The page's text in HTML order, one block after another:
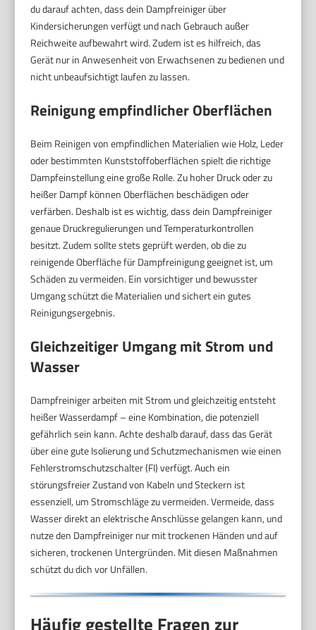
du darauf achten, dass dein Dampfreiniger über
Kindersicherungen verfügt und nach Gebrauch außer
Reichweite aufbewahrt wird. Zudem ist es hilfreich, das
Gerät nur in Anwesenheit von Erwachsenen zu bedienen und
nicht unbeaufsichtigt laufen zu lassen.
Reinigung empfindlicher Oberflächen
Beim Reinigen von empfindlichen Materialien wie Holz, Leder
oder bestimmten Kunststoffoberflächen spielt die richtige
Dampfeinstellung eine große Rolle. Zu hoher Druck oder zu
heißer Dampf können Oberflächen beschädigen oder
verfärben. Deshalb ist es wichtig, dass dein Dampfreiniger
genaue Druckregulierungen und Temperaturkontrollen
besitzt. Zudem sollte stets geprüft werden, ob die zu
reinigende Oberfläche für Dampfreinigung geeignet ist, um
Schäden zu vermeiden. Ein vorsichtiger und bewusster
Umgang schützt die Materialien und sichert ein gutes
Reinigungsergebnis.
Gleichzeitiger Umgang mit Strom und
Wasser
Dampfreiniger arbeiten mit Strom und gleichzeitig entsteht
heißer Wasser­dampf – eine Kombination, die potenziell
gefährlich sein kann. Achte deshalb darauf, dass das Gerät
über eine gute Isolierung und Schutzmechanismen wie einen
Fehlerstromschutzschalter (FI) verfügt. Auch ein
störungsfreier Zustand von Kabeln und Steckern ist
essenziell, um Stromschläge zu vermeiden. Vermeide, dass
Wasser direkt an elektrische Anschlüsse gelangen kann, und
nutze den Dampfreiniger nur mit trockenen Händen und auf
sicheren, trockenen Untergründen. Mit diesen Maßnahmen
schützt du dich vor Unfällen.
Häufig gestellte Fragen zur